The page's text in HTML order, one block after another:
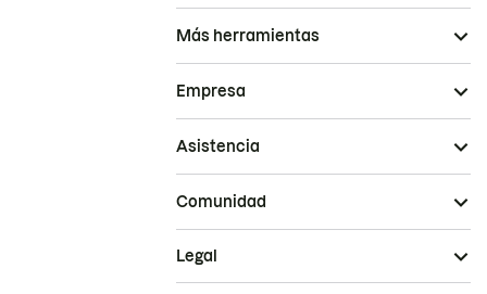
Más herramientas
Empresa
Asistencia
Comunidad
Legal